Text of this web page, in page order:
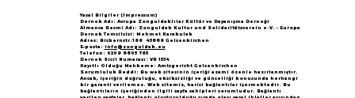
Yasal Bilgiler (Impressum)
Dernek Adı: Avrupa Zonguldaklılar Kültür ve Dayanışma Derneği
Almanca Resmi Adı: Zonguldak Kultur und Solidaritätsverein e.V. - Europa
Dernek Temsilcisi: Mehmet Karakulak
Adres: Bickernstr.166 45889 Gelsenkirchen
E-posta: info@zonguldak.eu
Telefon: 0209 8805 765
Dernek Sicil Numarası: VR 1534
Kayıtlı Olduğu Mahkeme: Amtsgericht Gelsenkirchen
Sorumluluk Reddi: Bu web sitesinin içeriği azami özenle hazırlanmıştır.
Ancak, içeriğin doğruluğu, eksiksizliği ve güncelliği konusunda herhangi
bir garanti verilemez. Web sitemiz, harici bağlantılar içermektedir. Bu
bağlantıların içeriğinden ilgili sayfa sahipleri sorumludur. Bağlantı